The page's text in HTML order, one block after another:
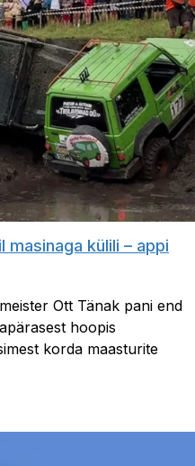
masinaga külili – appi
Ott Tänak pani end
hoopis
korda maasturite